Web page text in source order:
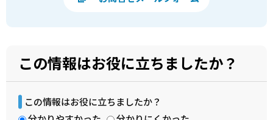
この情報はお役に立ちましたか？
この情報はお役に立ちましたか？